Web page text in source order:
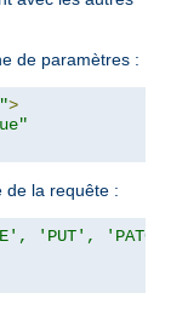
de paramètres :
>
de la requête :
'PUT',